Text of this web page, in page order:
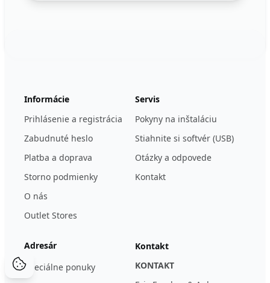
Informácie
Prihlásenie a registrácia
Zabudnuté heslo
Platba a doprava
Storno podmienky
O nás
Outlet Stores
Servis
Pokyny na inštaláciu
Stiahnite si softvér (USB)
Otázky a odpovede
Kontakt
Adresár
Špeciálne ponuky
Kontakt
KONTAKT